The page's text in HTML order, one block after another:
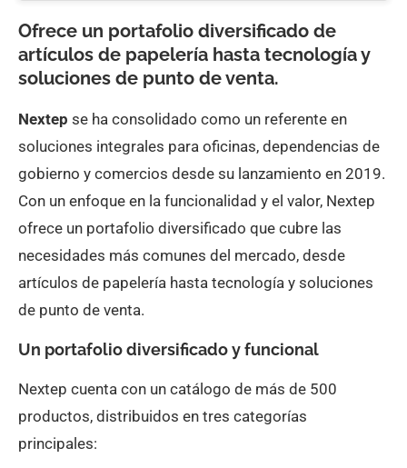
Ofrece un portafolio diversificado de
artículos de papelería hasta tecnología y
soluciones de punto de venta.
Nextep se ha consolidado como un referente en
soluciones integrales para oficinas, dependencias de
gobierno y comercios desde su lanzamiento en 2019.
Con un enfoque en la funcionalidad y el valor, Nextep
ofrece un portafolio diversificado que cubre las
necesidades más comunes del mercado, desde
artículos de papelería hasta tecnología y soluciones
de punto de venta.
Un portafolio diversificado y funcional
Nextep cuenta con un catálogo de más de 500
productos, distribuidos en tres categorías
principales: